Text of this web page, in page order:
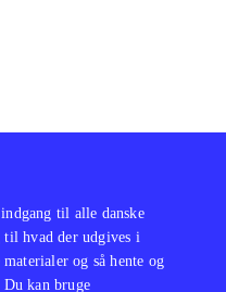
til alle danske
til hvad der udgives i
og så hente og
kan bruge